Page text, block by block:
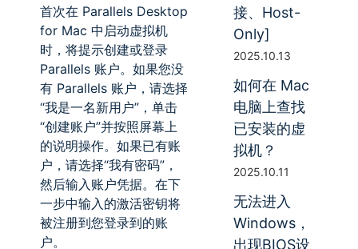
首次在 Parallels Desktop
for Mac 中启动虚拟机
时，将提示创建或登录
Parallels 账户。如果您没
有Parallels 账户，请选择
“我是一名新用户”，单击
“创建账户”并按照屏幕上
的说明操作。如果已有账
户，请选择“我有密码”，
然后输入账户凭据。在下
一步中输入的激活密钥将
被注册到您登录到的账
户。
接、Host-
Only]
2025.10.13
如何在 Mac
电脑上查找
已安装的虚
拟机？
2025.10.11
无法进入
Windows，
出现BIOS设